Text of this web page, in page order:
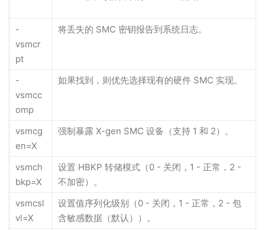
-
vsmcr
pt
将丢失的 SMC 密钥报告到系统日志。
-
vsmcc
omp
如果找到，则优先选择现有的硬件 SMC 实现。
vsmcg
en=X
强制暴露 X-gen SMC 设备（支持 1 和 2）。
vsmch
bkp=X
设置 HBKP 转储模式（0 - 关闭，1 - 正常，2 -
不加密）。
vsmcsl
vl=X
设置值序列化级别（0 - 关闭，1 - 正常，2 - 包
含敏感数据（默认））。